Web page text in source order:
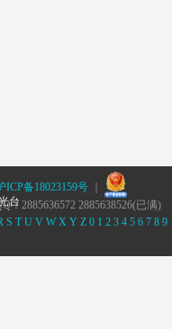
ICP备18023159号｜
台
：2885636572 2885638526(已满)
S T U V W X Y Z 0 1 2 3 4 5 6 7 8 9